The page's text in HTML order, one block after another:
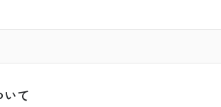
て